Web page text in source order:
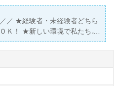
／ ★経験者・未経験者どちら
Ｋ！ ★新しい環境で私たちと
んか？